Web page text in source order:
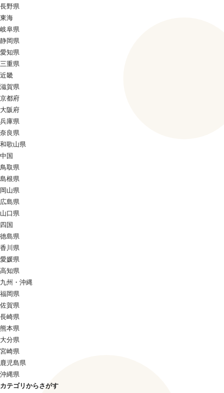
長野県
東海
岐阜県
静岡県
愛知県
三重県
近畿
滋賀県
京都府
大阪府
兵庫県
奈良県
和歌山県
中国
鳥取県
島根県
岡山県
広島県
山口県
四国
徳島県
香川県
愛媛県
高知県
九州・沖縄
福岡県
佐賀県
長崎県
熊本県
大分県
宮崎県
鹿児島県
沖縄県
カテゴリからさがす